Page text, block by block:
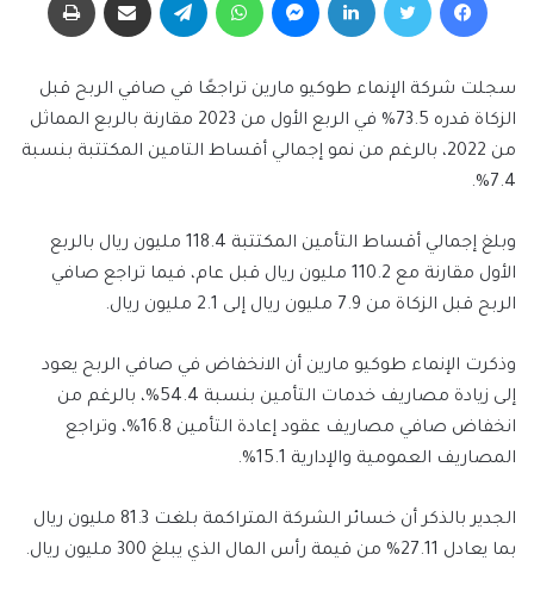
سجلت شركة الإنماء طوكيو مارين تراجعًا في صافي الربح قبل
الزكاة قدره 73.5% في الربع الأول من 2023 مقارنة بالربع المماثل
من 2022، بالرغم من نمو إجمالي أقساط التامين المكتتبة بنسبة
7.4%.
وبلغ إجمالي أقساط التأمين المكتتبة 118.4 مليون ريال بالربع
الأول مقارنة مع 110.2 مليون ريال قبل عام، فيما تراجع صافي
الربح قبل الزكاة من 7.9 مليون ريال إلى 2.1 مليون ريال.
وذكرت الإنماء طوكيو مارين أن الانخفاض في صافي الربح يعود
إلى زيادة مصاريف خدمات التأمين بنسبة 54.4%، بالرغم من
انخفاض صافي مصاريف عقود إعادة التأمين 16.8%، وتراجع
المصاريف العمومية والإدارية 15.1%.
الجدير بالذكر أن خسائر الشركة المتراكمة بلغت 81.3 مليون ريال
بما يعادل 27.11% من قيمة رأس المال الذي يبلغ 300 مليون ريال.